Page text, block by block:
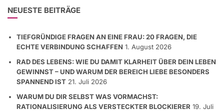
NEUESTE BEITRÄGE
TIEFGRÜNDIGE FRAGEN AN EINE FRAU: 20 FRAGEN, DIE
ECHTE VERBINDUNG SCHAFFEN 1. August 2026
RAD DES LEBENS: WIE DU DAMIT KLARHEIT ÜBER DEIN LEBEN
GEWINNST – UND WARUM DER BEREICH LIEBE BESONDERS
SPANNEND IST 21. Juli 2026
WARUM DU DIR SELBST WAS VORMACHST:
RATIONALISIERUNG ALS VERSTECKTER BLOCKIERER 19. Juli